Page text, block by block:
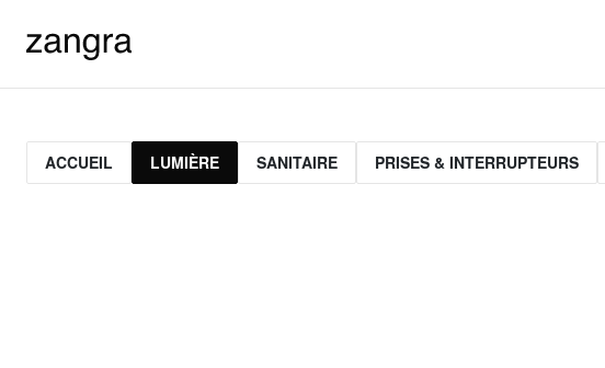
ACCUEIL LUMIÈRE SANITAIRE PRISES & INTERRUPTEURS